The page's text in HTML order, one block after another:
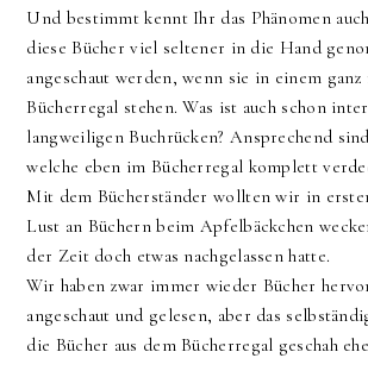
Und bestimmt kennt Ihr das Phänomen
diese Bücher viel seltener in die Hand
angeschaut werden, wenn sie in einem ganz
Bücherregal stehen. Was ist auch schon
langweiligen Buchrücken? Ansprechend
welche eben im Bücherregal komplett
Mit dem Bücherständer wollten wir in
Lust an Büchern beim Apfelbäckchen
der Zeit doch etwas nachgelassen hatte.
Wir haben zwar immer wieder Bücher
angeschaut und gelesen, aber das
die Bücher aus dem Bücherregal geschah